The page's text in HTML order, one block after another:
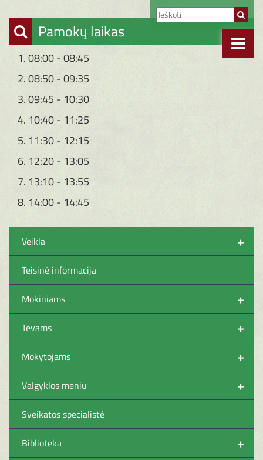
Pamokų laikas
1. 08:00 - 08:45
2. 08:50 - 09:35
3. 09:45 - 10:30
4. 10:40 - 11:25
5. 11:30 - 12:15
6. 12:20 - 13:05
7. 13:10 - 13:55
8. 14:00 - 14:45
+
Veikla
Teisinė informacija
+
Mokiniams
+
Tėvams
+
Mokytojams
+
Valgyklos meniu
Sveikatos specialistė
+
Biblioteka